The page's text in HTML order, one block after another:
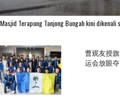
Masjid Terapung Tanjong Bungah kini
曹观友授
运会放眼